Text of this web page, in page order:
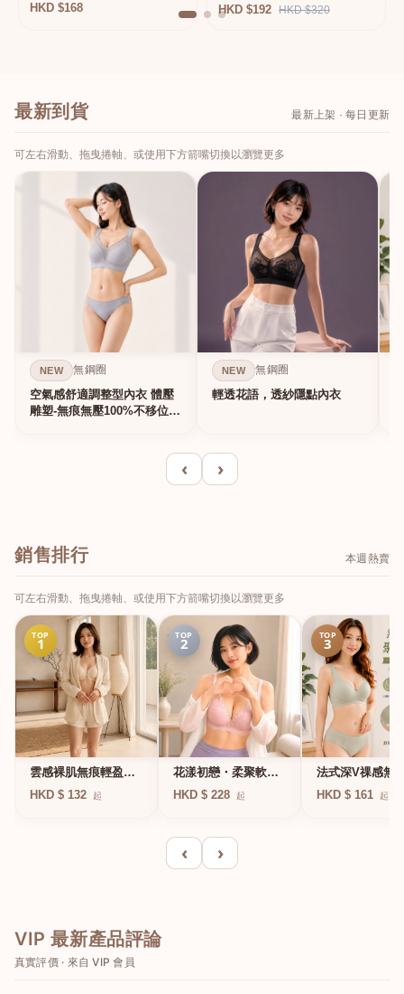
HKD $168 HKD $192 HKD $320
最新到貨 最新上架 · 每日更新
可左右滑動、拖曳捲軸、或使用下方箭嘴切換以瀏覽更多
NEW 無鋼圈
空氣感舒適調整型內衣 體壓
雕塑-無痕無壓100%不移位的
NEW 無鋼圈
輕透花語，透紗隱點內衣
‹ ›
銷售排行 本週熱賣
可左右滑動、拖曳捲軸、或使用下方箭嘴切換以瀏覽更多
TOP
1
雲感裸肌無痕輕盈無
鋼圈內衣
HKD $ 132 起
TOP
2
花漾初戀・柔聚軟鋼
圈蕾絲內衣
HKD $ 228 起
TOP
3
法式深V祼感無
凍軟支撐條無鋼
HKD $ 161 起
‹ ›
VIP 最新產品評論
真實評價 · 來自 VIP 會員